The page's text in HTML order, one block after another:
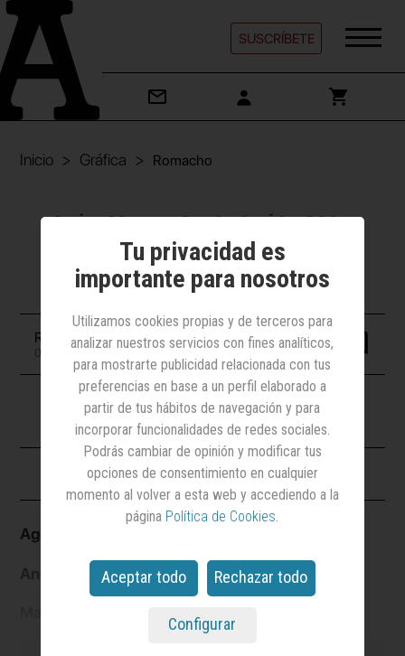
SUSCRÍBETE
Inicio Gráfica Romacho
hogar
Romacho
Redacción
01 mayo 2015
Ficha
Agencia:
Anunciante:Romacho
Electrodomésticos y
hogar
Tu privacidad es
importante para nosotros
Utilizamos cookies propias y de terceros para
analizar nuestros servicios con fines analíticos,
para mostrarte publicidad relacionada con tus
preferencias en base a un perfil elaborado a
partir de tus hábitos de navegación y para
incorporar funcionalidades de redes sociales.
Podrás cambiar de opinión y modificar tus
opciones de consentimiento en cualquier
momento al volver a esta web y accediendo a la
página Política de Cookies
Aceptar todo Rechazar todo
Configurar